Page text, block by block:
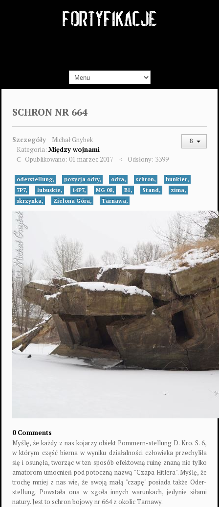
SCHRON NR 664
Szczegóły
Michał Gnybek
Kategoria: Między wojnami
Opublikowano: 01 marzec 2017
Odsłony: 3399
oderstellung, pozycja odry, odra, schron,
bunkier,
7P7,
lubuskie, 14P7, MG 08, B1, Stand,
zima,
skrzynka,
Zielona Góra, Tarnawa,
0 Comments
Myślę, że każdy z nas kojarzy obiekt Pommern-stellung D. Kro. S. 6,
w którym część bierna w wyniku działalności człowieka przechyliła
się i osunęła, tworząc w ten sposób efektowną ruinę znaną nie tylko
amatorom umocnień pod potoczną nazwą "Czapa Hitlera". Myślę, że
trochę mniej z nas wie, że swoją małą "czapę" posiada także Oder-
stellung. Powstała ona w zgoła innych warunkach, jedynie siłami
natury. Jest to schron bojowy nr 664 z okolic Tarnawy.